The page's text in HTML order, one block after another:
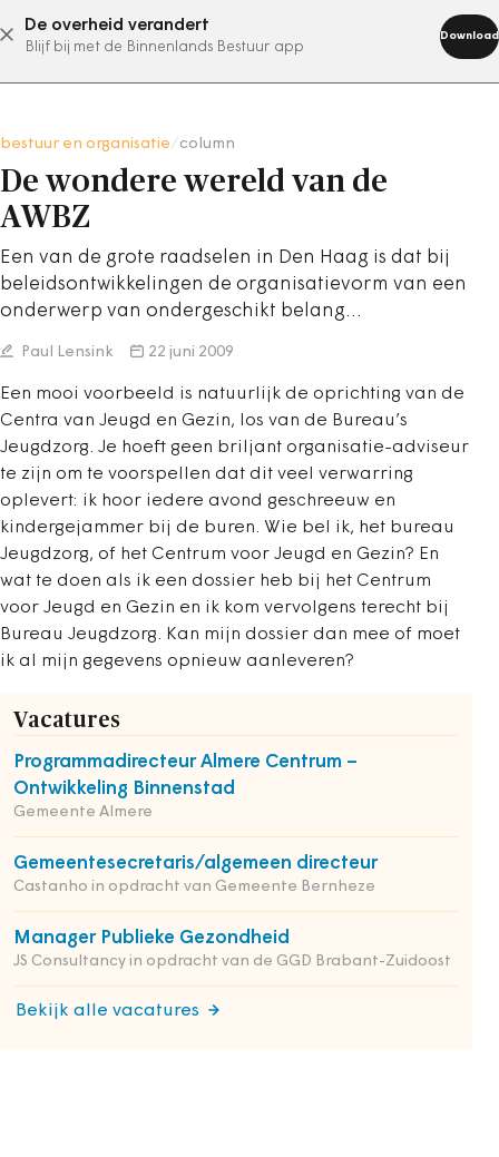
De overheid verandert
Blijf bij met de Binnenlands Bestuur app
Download
abonneer nu
bestuur en organisatie column
De wondere wereld van de
AWBZ
Een van de grote raadselen in Den Haag is dat bij
beleidsontwikkelingen de organisatievorm van een
onderwerp van ondergeschikt belang…
Paul Lensink 22 juni 2009
Een mooi voorbeeld is natuurlijk de oprichting van de
Centra van Jeugd en Gezin, los van de Bureau’s
Jeugdzorg. Je hoeft geen briljant organisatie-adviseur
te zijn om te voorspellen dat dit veel verwarring
oplevert: ik hoor iedere avond geschreeuw en
kindergejammer bij de buren. Wie bel ik, het bureau
Jeugdzorg, of het Centrum voor Jeugd en Gezin? En
wat te doen als ik een dossier heb bij het Centrum
voor Jeugd en Gezin en ik kom vervolgens terecht bij
Bureau Jeugdzorg. Kan mijn dossier dan mee of moet
ik al mijn gegevens opnieuw aanleveren?
Vacatures
Programmadirecteur Almere Centrum –
Ontwikkeling Binnenstad
Gemeente Almere
Gemeentesecretaris/algemeen directeur
Castanho in opdracht van Gemeente Bernheze
Manager Publieke Gezondheid
JS Consultancy in opdracht van de GGD Brabant-Zuidoost
Bekijk alle vacatures